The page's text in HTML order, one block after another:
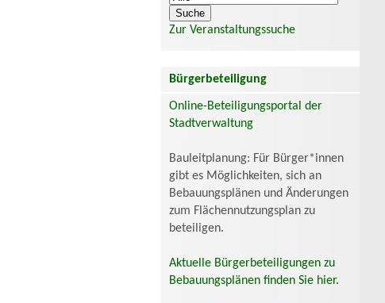
Zur Veranstaltungssuche
Bürgerbeteiligung
Online-Beteiligungsportal der
Stadtverwaltung
Bauleitplanung: Für Bürger*innen
gibt es Möglichkeiten, sich an
Bebauungsplänen und Änderungen
zum Flächennutzungsplan zu
beteiligen.
Aktuelle Bürgerbeteiligungen zu
Bebauungsplänen finden Sie hier.